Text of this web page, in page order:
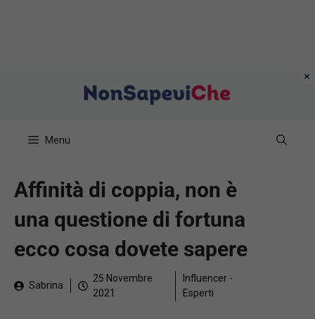
Menu
Affinità di coppia, non è
una questione di fortuna
ecco cosa dovete sapere
Sabrina
25 Novembre
2021
Influencer -
Esperti